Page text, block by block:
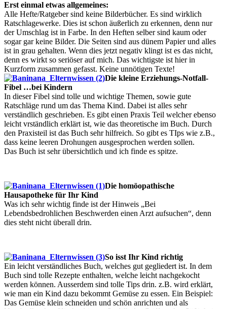
Erst einmal etwas allgemeines:
Alle Hefte/Ratgeber sind keine Bilderbücher. Es sind wirklich
Ratschlagewerke. Dies ist schon äußerlich zu erkennen, denn nur
der Umschlag ist in Farbe. In den Heften selber sind kaum oder
sogar gar keine Bilder. Die Seiten sind aus dünem Papier und alles
ist in grau gehalten. Wenn dies jetzt negativ klingt ist es das nicht,
denn es wirkt so seriöser auf mich. Das wichtigste ist hier in
Kurzform zusammen gefasst. Keine unnötigen Texte!
Die kleine Erziehungs-Notfall-
Fibel …bei Kindern
In dieser Fibel sind tolle und wichtige Themen, sowie gute
Ratschläge rund um das Thema Kind. Dabei ist alles sehr
verständlich geschrieben. Es gibt einen Praxis Teil welcher ebenso
leicht vrständlich erklärt ist, wie das theoretische im Buch. Durch
den Praxisteil ist das Buch sehr hilfreich. So gibt es TIps wie z.B.,
dass keine leeren Drohungen ausgesprochen werden sollen.
Das Buch ist sehr übersichtlich und ich finde es spitze.
Die homöopathische
Hausapotheke für Ihr Kind
Was ich sehr wichtig finde ist der Hinweis „Bei
Lebendsbedrohlichen Beschwerden einen Arzt aufsuchen“, denn
dies steht nicht überall drin.
So isst Ihr Kind richtig
Ein leicht verständliches Buch, welches gut gegliedert ist. In dem
Buch sind tolle Rezepte enthalten, welche leicht nachgekocht
werden können. Ausserdem sind tolle Tips drin. z.B. wird erklärt,
wie man ein Kind dazu bekommt Gemüse zu essen. Ein Beispiel:
Das Gemüse klein schneiden und schön anrichten und als